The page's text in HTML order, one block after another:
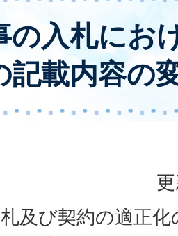
の入札にお
記載内容の
及び契約の適正